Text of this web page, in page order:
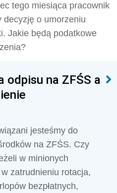
tego miesiąca pracownik
decyzję o umorzeniu
Jakie będą podatkowe
odpisu na ZFŚS a
jesteśmy do
na ZFŚS. Czy
w minionych
zatrudnieniu rotacja,
bezpłatnych,